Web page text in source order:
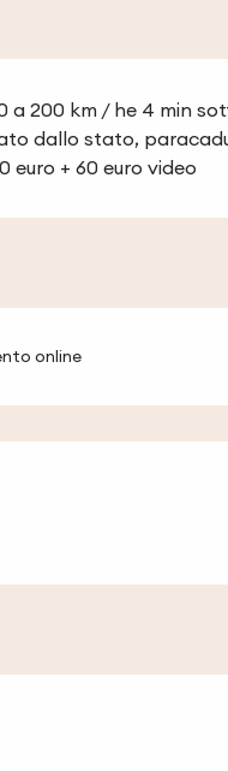
a 200 km / he 4 min
dallo stato,
euro + 60 euro video
online